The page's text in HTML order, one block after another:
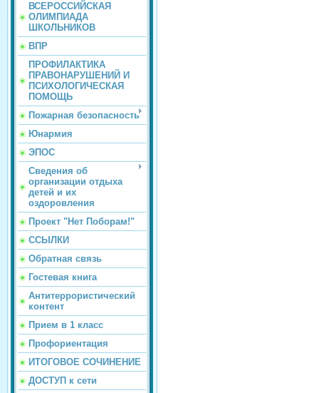
ВСЕРОССИЙСКАЯ
ОЛИМПИАДА
ШКОЛЬНИКОВ
ВПР
ПРОФИЛАКТИКА
ПРАВОНАРУШЕНИЙ И
ПСИХОЛОГИЧЕСКАЯ
ПОМОЩЬ
Пожарная безопасность
Юнармия
ЭПОС
Сведения об
организации отдыха
детей и их
оздоровления
Проект "Нет Поборам!"
ССЫЛКИ
Обратная связь
Гостевая книга
Антитеррористический
контент
Прием в 1 класс
Профориентация
ИТОГОВОЕ СОЧИНЕНИЕ
ДОСТУП к сети